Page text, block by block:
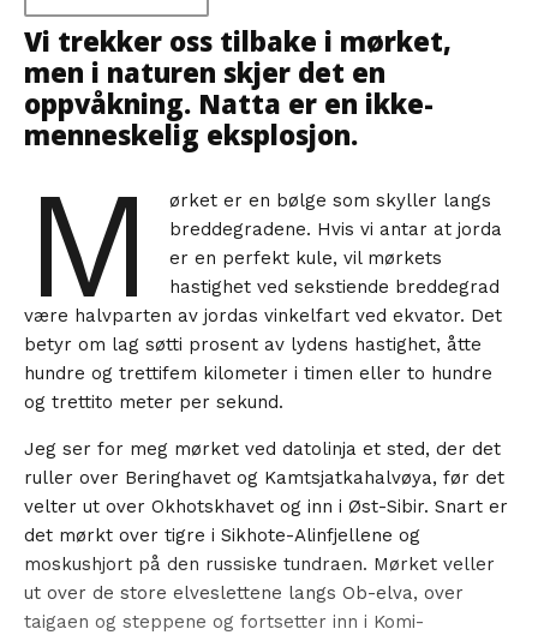
Vi trekker oss tilbake i mørket,
men i naturen skjer det en
oppvåkning. Natta er en ikke-
menneskelig eksplosjon.
M
ørket er en bølge som skyller langs
breddegradene. Hvis vi antar at jorda
er en perfekt kule, vil mørkets
hastighet ved sekstiende breddegrad
være halvparten av jordas vinkelfart ved ekvator. Det
betyr om lag søtti prosent av lydens hastighet, åtte
hundre og trettifem kilometer i timen eller to hundre
og trettito meter per sekund.
Jeg ser for meg mørket ved datolinja et sted, der det
ruller over Beringhavet og Kamtsjatkahalvøya, før det
velter ut over Okhotskhavet og inn i Øst-Sibir. Snart er
det mørkt over tigre i Sikhote-Alinfjellene og
moskushjort på den russiske tundraen. Mørket veller
ut over de store elveslettene langs Ob-elva, over
taigaen og steppene og fortsetter inn i Komi-